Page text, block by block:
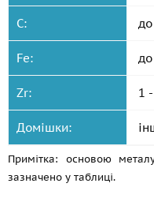
C:
Fe:
Zr: 1
Домішки:
Примітка: основою
зазначено у таблиці.